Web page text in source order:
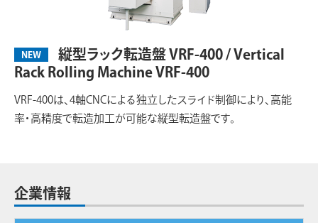
NEW
縦型ラック転造盤 VRF-400 / Vertical
Rack Rolling Machine VRF-400
VRF-400は、4軸CNCによる独立したスライド制御により、高能
率・高精度で転造加工が可能な縦型転造盤です。
企業情報